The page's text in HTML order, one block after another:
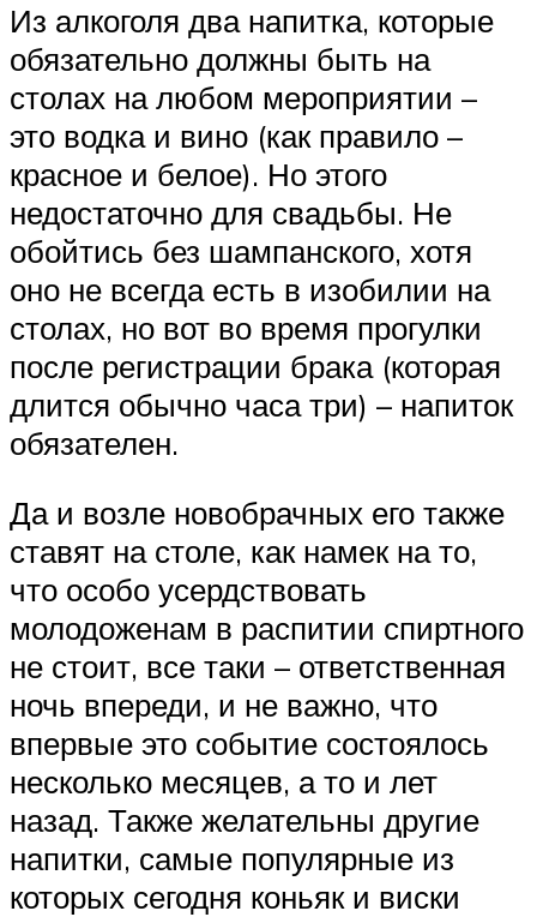
Из алкоголя два напитка, которые
обязательно должны быть на
столах на любом мероприятии –
это водка и вино (как правило –
красное и белое). Но этого
недостаточно для свадьбы. Не
обойтись без шампанского, хотя
оно не всегда есть в изобилии на
столах, но вот во время прогулки
после регистрации брака (которая
длится обычно часа три) – напиток
обязателен.
Да и возле новобрачных его также
ставят на столе, как намек на то,
что особо усердствовать
молодоженам в распитии спиртного
не стоит, все таки – ответственная
ночь впереди, и не важно, что
впервые это событие состоялось
несколько месяцев, а то и лет
назад. Также желательны другие
напитки, самые популярные из
которых сегодня коньяк и виски